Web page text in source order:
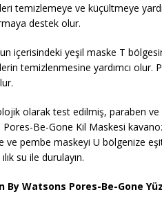
temizlemeye ve küçültmeye
destek olur.
içerisindeki yeşil maske T
temizlenmesine yardımcı
olarak test edilmiş, paraben
Be-Gone Kil Maskesi
ve pembe maskeyi U bölgenize
su ile durulayın.
By Watsons Pores-Be-Gone